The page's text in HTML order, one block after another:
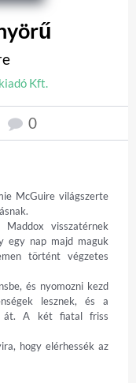
Kft.
0
McGuire világszerte
visszatérnek
egy nap majd maguk
történt végzetes
és nyomozni kezd
lesznek, és a
át. A két fiatal friss
hogy elérhessék az